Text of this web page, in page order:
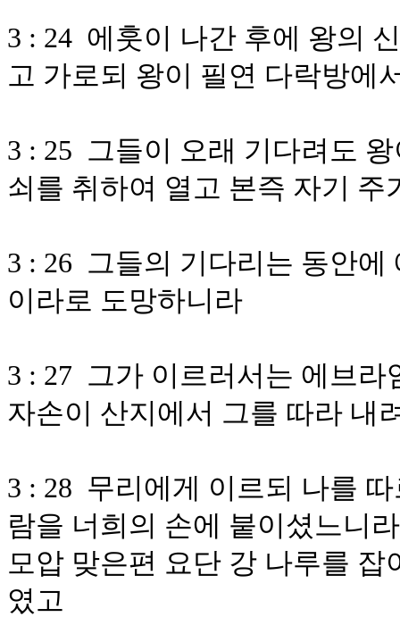
3 : 24 에훗이 나간 후에 왕의
고 가로되 왕이 필연 다락방에
3 : 25 그들이 오래 기다려도
쇠를 취하여 열고 본즉 자기
3 : 26 그들의 기다리는 동안
이라로 도망하니라
3 : 27 그가 이르러서는 에브
자손이 산지에서 그를 따라 내
3 : 28 무리에게 이르되 나를
람을 너희의 손에 붙이셨느니
모압 맞은편 요단 강 나루를
였고